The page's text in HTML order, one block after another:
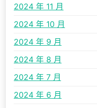
2024 年 11 月
2024 年 10 月
2024 年 9 月
2024 年 8 月
2024 年 7 月
2024 年 6 月